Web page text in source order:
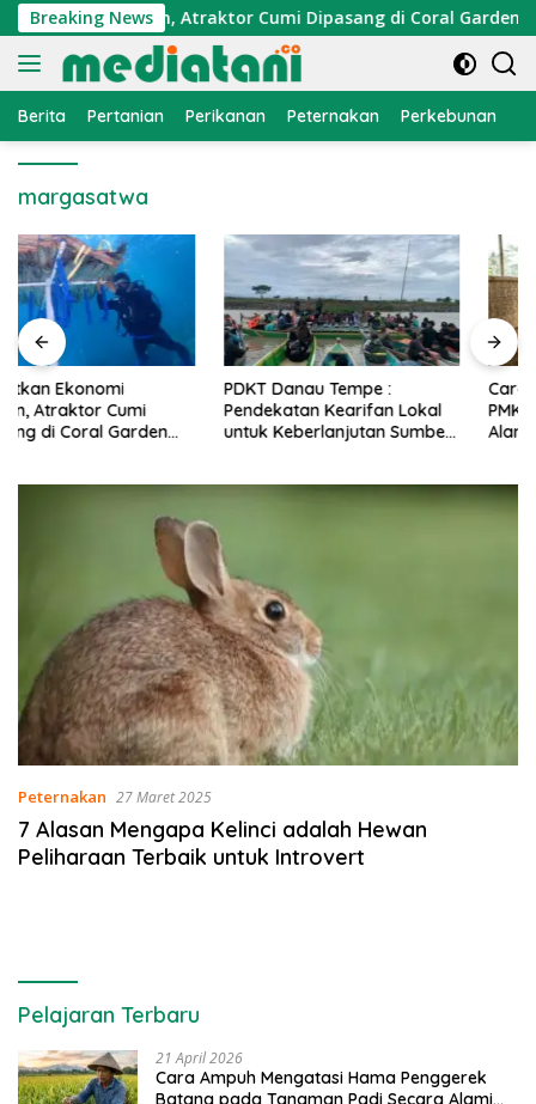
Langsung
ke
konten
Breaking News
Nelayan, Atraktor Cumi Dipasang di Coral Garden
Berita Pertanian Perikanan Peternakan Perkebunan
margasatwa
PDKT Danau Tempe :
Pendekatan Kearifan Lokal
untuk Keberlanjutan Sumber
Cara Mengatasi Penyakit
PMK pada Sapi Perah Secara
Alami dan Medis
Peternakan 27 Maret 2025
7 Alasan Mengapa Kelinci adalah Hewan
Peliharaan Terbaik untuk Introvert
Pelajaran Terbaru
21 April 2026
Cara Ampuh Mengatasi Hama Penggerek